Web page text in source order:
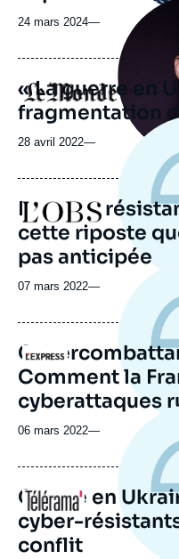
24 mars 2024—
Logo
principale
« La guerre en
fragmentation
28 avril 2022—
Logo
La cyber
cette riposte
pas anticipée
07 mars 2022—
Logo
Comment la
cyberattaques
06 mars 2022—
Logo
Guerre en
cyber-
conflit